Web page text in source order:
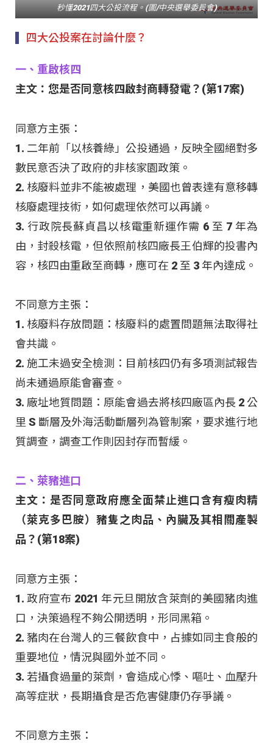
秒懂2021四大公投流程。(圖/中央選舉委員會)
四大公投案在討論什麼？
一、重啟核四
主文：您是否同意核四啟封商轉發電？(第17案)
同意方主張：
1. 二年前「以核養綠」公投通過，反映全國絕對多
數民意否決了政府的非核家園政策。
2. 核廢料並非不能被處理，美國也曾表達有意移轉
核廢處理技術，如何處理依然可以再議。
3. 行政院長蘇貞昌以核電重新運作需 6 至 7 年為
由，封殺核電，但依照前核四廠長王伯輝的投書內
容，核四由重啟至商轉，應可在 2 至 3 年內達成。
不同意方主張：
1. 核廢料存放問題：核廢料的處置問題無法取得社
會共識。
2. 施工未過安全檢測：目前核四仍有多項測試報告
尚未通過原能會審查。
3. 廠址地質問題：原能會過去將核四廠區內長 2 公
里 S 斷層及外海活動斷層列為管制案，要求進行地
質調查，調查工作則因封存而暫緩。
二、萊豬進口
主文：是否同意政府應全面禁止進口含有瘦肉精
（萊克多巴胺）豬隻之肉品、內臟及其相關產製
品？(第18案)
同意方主張：
1. 政府宣布 2021 年元旦開放含萊劑的美國豬肉進
口，決策過程不夠公開透明，形同黑箱。
2. 豬肉在台灣人的三餐飲食中，占據如同主食般的
重要地位，情況與國外並不同。
3. 若攝食過量的萊劑，會造成心悸、嘔吐、血壓升
高等症狀，長期攝食是否危害健康仍存爭議。
不同意方主張：